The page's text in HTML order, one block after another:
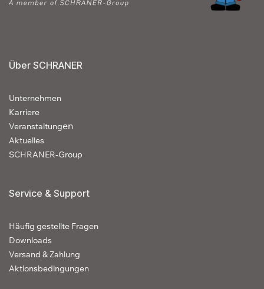
Über SCHRANER
Unternehmen
Karriere
Veranstaltungen
Aktuelles
SCHRANER-Group
Service & Support
Häufig gestellte Fragen
Downloads
Versand & Zahlung
Aktionsbedingungen